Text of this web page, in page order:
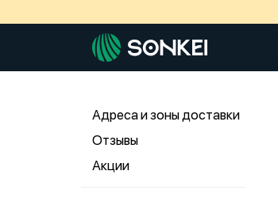
Адреса и зоны доставки
Отзывы
Акции